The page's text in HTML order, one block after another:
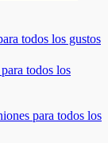
todos los gustos
todos los
para todos los